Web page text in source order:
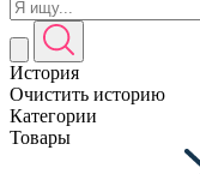
История
Очистить историю
Категории
Товары